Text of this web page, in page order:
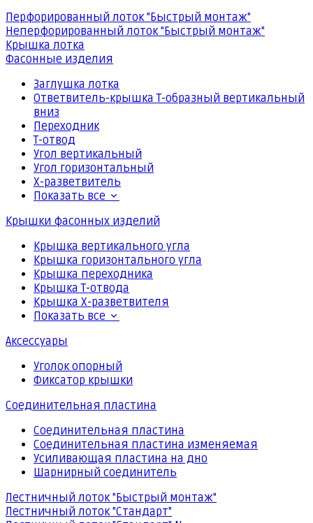
Перфорированный лоток "Быстрый монтаж"
Неперфорированный лоток "Быстрый монтаж"
Крышка лотка
Фасонные изделия
Заглушка лотка
Ответвитель-крышка Т-образный вертикальный
вниз
Переходник
Т-отвод
Угол вертикальный
Угол горизонтальный
Х-разветвитель
Показать все
Крышки фасонных изделий
Крышка вертикального угла
Крышка горизонтального угла
Крышка переходника
Крышка Т-отвода
Крышка Х-разветвителя
Показать все
Аксессуары
Уголок опорный
Фиксатор крышки
Соединительная пластина
Соединительная пластина
Соединительная пластина изменяемая
Усиливающая пластина на дно
Шарнирный соединитель
Лестничный лоток "Быстрый монтаж"
Лестничный лоток "Стандарт"